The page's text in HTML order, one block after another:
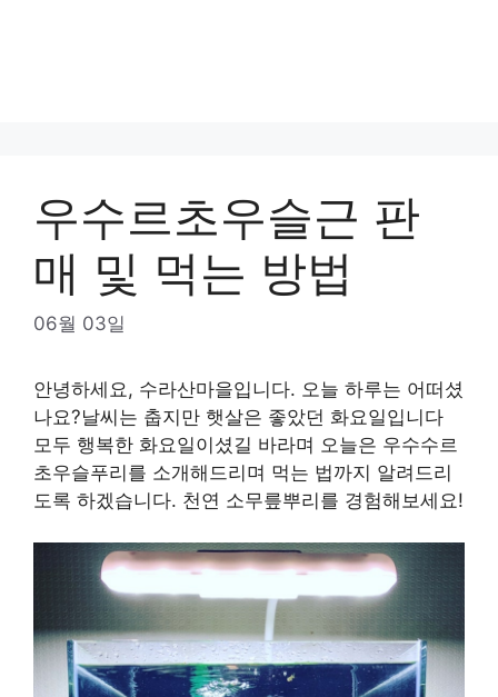
우수르초우슬근 판
매 및 먹는 방법
06월 03일
안녕하세요, 수라산마을입니다. 오늘 하루는 어떠셨
나요?날씨는 춥지만 햇살은 좋았던 화요일입니다
모두 행복한 화요일이셨길 바라며 오늘은 우수수르
초우슬푸리를 소개해드리며 먹는 법까지 알려드리
도록 하겠습니다. 천연 소무릎뿌리를 경험해보세요!